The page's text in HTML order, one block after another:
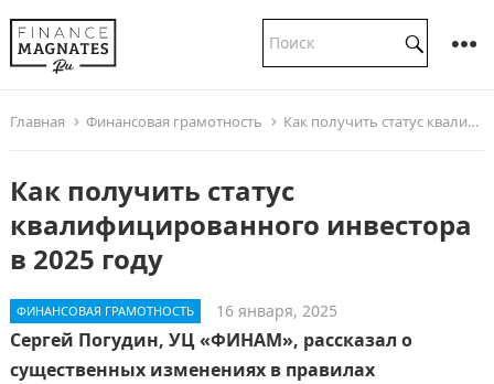
Главная Финансовая грамотность Как получить статус квалифицированного инвестора в 2025 году
Как получить статус
квалифицированного инвестора
в 2025 году
ФИНАНСОВАЯ ГРАМОТНОСТЬ 16 января, 2025
Сергей Погудин, УЦ «ФИНАМ», рассказал о
существенных изменениях в правилах